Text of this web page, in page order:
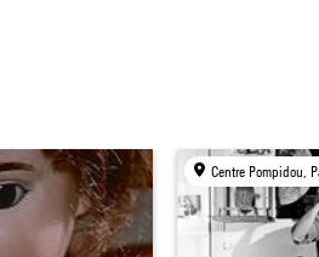
Centre Pompidou,